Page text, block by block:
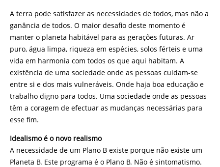
A terra pode satisfazer as necessidades de todos, mas não a
ganância de todos. O maior desafio deste momento é
manter o planeta habitável para as gerações futuras. Ar
puro, água limpa, riqueza em espécies, solos férteis e uma
vida em harmonia com todos os que aqui habitam. A
existência de uma sociedade onde as pessoas cuidam-se
entre si e dos mais vulneráveis. Onde haja boa educação e
trabalho digno para todos. Uma sociedade onde as pessoas
têm a coragem de efectuar as mudanças necessárias para
esse fim.
Idealismo é o novo realismo
A necessidade de um Plano B existe porque não existe um
Planeta B. Este programa é o Plano B. Não é sintomatismo.